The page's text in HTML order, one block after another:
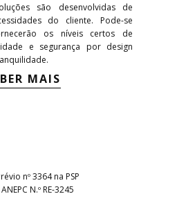
são desenvolvidas de
do cliente. Pode-se
os níveis certos de
e segurança por design
MAIS
nº 3364 na PSP
N.º RE-3245